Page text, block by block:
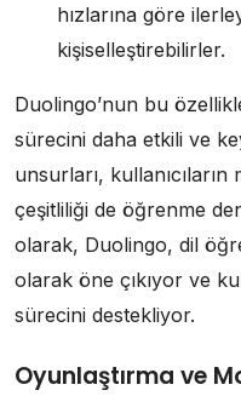
hızlarına göre
kişiselleştirebilirler.
Duolingo’nun bu
sürecini daha etkili ve
unsurları,
çeşitliliği de öğrenme
olarak, Duolingo, dil
olarak öne çıkıyor ve
sürecini destekliyor.
Oyunlaştırma ve